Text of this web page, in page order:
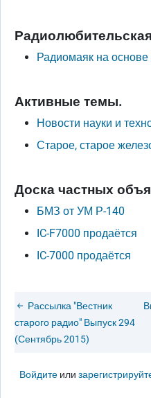
Радиомаяк на основе
Активные темы.
Новости науки и
Старое, старое
Доска частных
БМЗ от УМ Р-140
IC-F7000 продаётся
IC-7000 продаётся
Рассылка "Вестник
старого радио" Выпуск 294
(Сентябрь 2015)
Войдите или